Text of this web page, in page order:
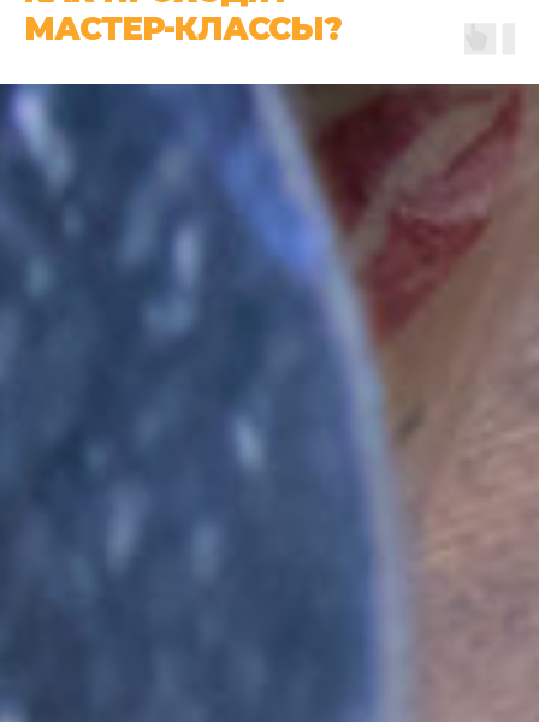
МАСТЕР-КЛАССЫ?